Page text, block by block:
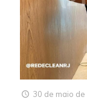
30 de maio